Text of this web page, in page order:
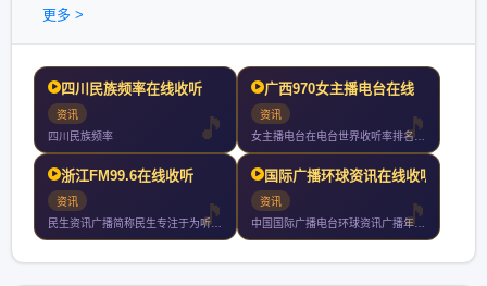
更多 >
四川民族频率在线收听
资讯
四川民族频率
广西970女主播电台在线
资讯
女主播电台在电台世界收听率排名第十三位央视索福瑞数据调查以半
浙江FM99.6在线收听
资讯
民生资讯广播简称民生专注于为听众刷新立于潮头的快乐生活快乐生
国际广播环球资讯在线收听
资讯
中国国际广播电台环球资讯广播年月日正式开播家记者站遍布全球种